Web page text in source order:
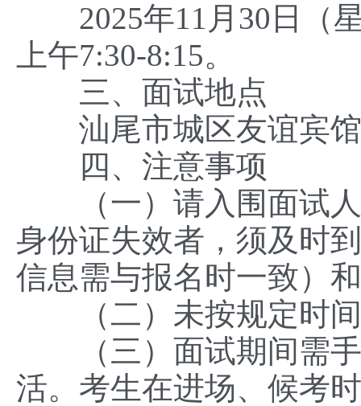
2025年11月30日（星
上午7:30-8:15。
三、面试地点
汕尾市城区友谊宾馆
四、注意事项
（一）请入围面试人
身份证失效者，须及时
信息需与报名时一致）
（二）未按规定时间
（三）面试期间需手
活。考生在进场、候考